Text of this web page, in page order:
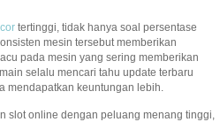
tertinggi, tidak hanya soal persentase
mesin tersebut memberikan
pada mesin yang sering memberikan
selalu mencari tahu update terbaru
mendapatkan keuntungan lebih.
slot online dengan peluang menang tinggi,